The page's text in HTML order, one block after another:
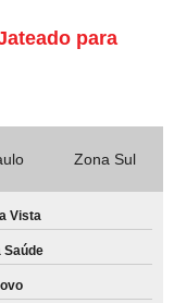
para
Zona Sul
Vista
Saúde